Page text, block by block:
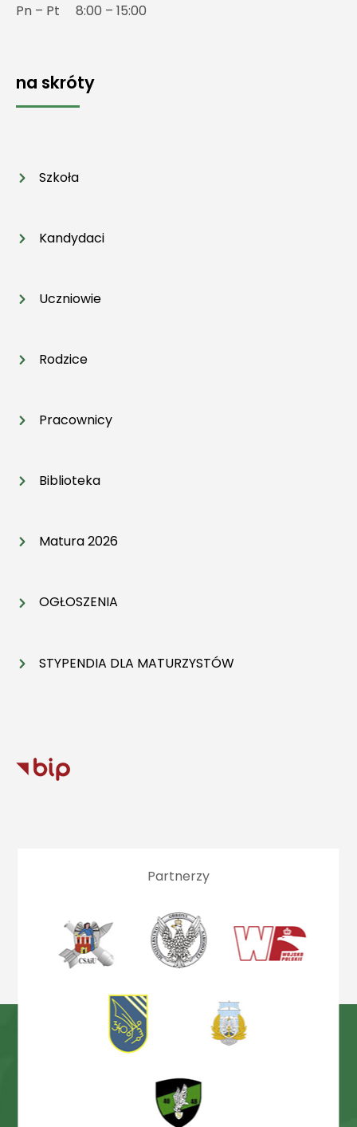
Pn – Pt 8:00 – 15:00
na skróty
Szkoła
Kandydaci
Uczniowie
Rodzice
Pracownicy
Biblioteka
Matura 2026
OGŁOSZENIA
STYPENDIA DLA MATURZYSTÓW
Partnerzy